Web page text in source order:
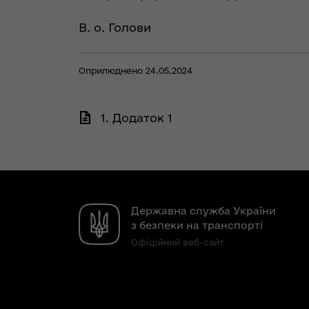
В. о. Голови
Оприлюднено 24.05.2024
1. Додаток 1
Державна служба України
з безпеки на транспорті
Офіційний веб-сайт